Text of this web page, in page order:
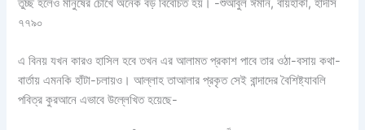
৭৭৯০
এ বিনয় যখন কারও হাসিল হবে তখন এর আলামত প্রকাশ পাবে তার ওঠা-বসায় কথা-
বার্তায় এমনকি হাঁটা-চলায়ও। আল্লাহ তাআলার প্রকৃত সেই বান্দাদের বৈশিষ্ট্যাবলি
পবিত্র কুরআনে এভাবে উল্লেখিত হয়েছে-